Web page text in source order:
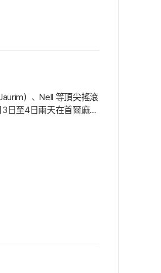
）、Nell 等頂尖搖滾
3日至4日兩天在首爾麻浦